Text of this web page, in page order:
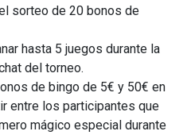
sorteo de 20 bonos de
hasta 5 juegos durante la
del torneo.
de bingo de 5€ y 50€ en
entre los participantes que
mágico especial durante